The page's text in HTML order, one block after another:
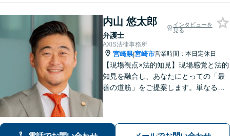
内山 悠太郎
弁護士
インタビューを
見る
AXIS法律事務所
宮崎県|宮崎市営業時間：本日定休日
【現場視点×法的知見】現場感覚と法的
知見を融合し、あなたにとっての「最
善の道筋」をご提案します。単なるリ